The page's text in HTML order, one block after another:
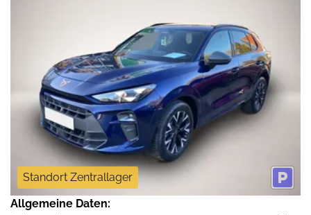
Standort Zentrallager
Allgemeine Daten: